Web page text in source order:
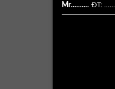
Mr.......... ĐT: